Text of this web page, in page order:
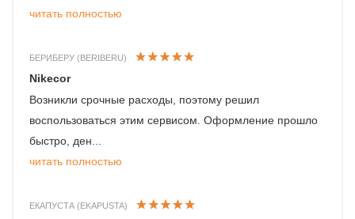
читать полностью
БЕРИБЕРУ (BERIBERU)
Nikecor
Возникли срочные расходы, поэтому решил
воспользоваться этим сервисом. Оформление прошло
быстро, ден...
читать полностью
ЕКАПУСТА (EKAPUSTA)